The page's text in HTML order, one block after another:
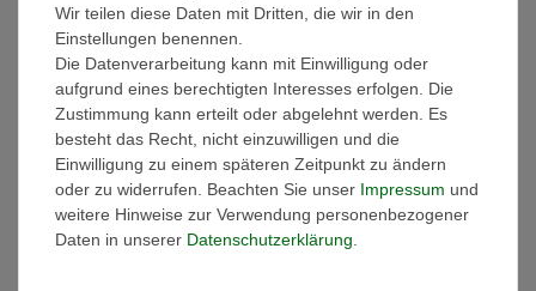
Ausstattung:
- Die Handtücher sind gewebt und besonders saugstark!
- Materialzusammensetztung: 100% Baumwolle
- Griffiges Volumen
- Sanfter Massageeffekt
- Hautsympathisch und Strapazierfähig
- Hochwertige dekorative Bordüre im klassischen Design mit
breitem Abschluss
Wir teilen diese Daten mit Dritten, die wir in den
Einstellungen benennen.
Die Datenverarbeitung kann mit Einwilligung oder
aufgrund eines berechtigten Interesses erfolgen. Die
Zustimmung kann erteilt oder abgelehnt werden. Es
besteht das Recht, nicht einzuwilligen und die
Einwilligung zu einem späteren Zeitpunkt zu ändern
oder zu widerrufen. Beachten Sie unser Impressum und
weitere Hinweise zur Verwendung personenbezogener
Daten in unserer Daten­schutz­erklärung.